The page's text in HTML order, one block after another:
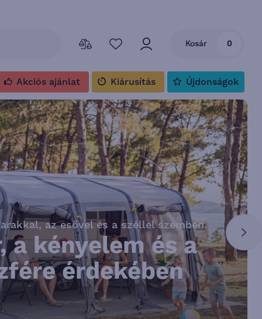
0
Kosár
Akciós ajánlat Kiárusítás Újdonságok
az esővel és a széllel szemben.
a kényelem és a
érdekében